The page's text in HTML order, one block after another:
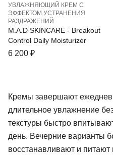
УВЛАЖНЯЮЩИЙ КРЕМ С
ЭФФЕКТОМ УСТРАНЕНИЯ
РАЗДРАЖЕНИЙ
M.A.D SKINCARE - Breakout
Control Daily Moisturizer
6 200 ₽
Кремы завершают
длительное увлажнение
текстуры быстро
день. Вечерние варианты
восстанавливают и питают